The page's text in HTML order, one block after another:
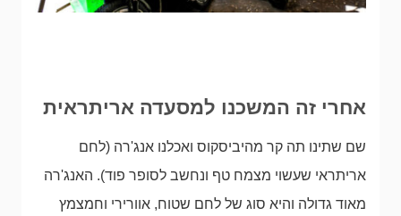
אחרי זה המשכנו למסעדה אריתראית
שם שתינו תה קר מהיביסקוס ואכלנו אנג'רה (לחם
אריתראי שעשוי מצמח טף ונחשב לסופר פוד). האנג'רה
מאוד גדולה והיא סוג של לחם שטוח, אוורירי וחמצמץ